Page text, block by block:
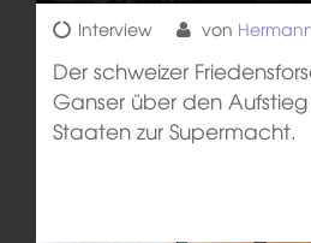
Interview von
Der schweizer
Ganser über den
Staaten zur Supermacht.